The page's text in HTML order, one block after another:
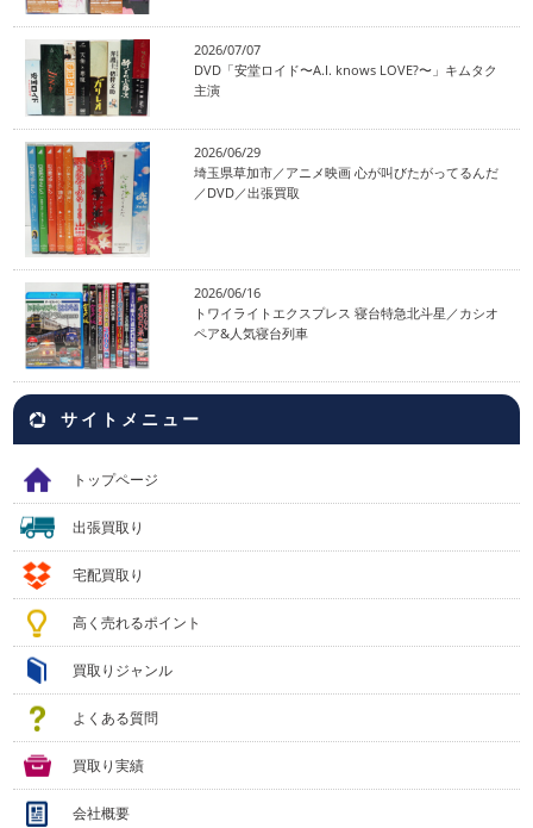
2026/07/07
DVD「安堂ロイド〜A.I. knows LOVE?〜」キムタク
主演
2026/06/29
埼玉県草加市／アニメ映画 心が叫びたがってるんだ
／DVD／出張買取
2026/06/16
トワイライトエクスプレス 寝台特急北斗星／カシオ
ペア&人気寝台列車
サイトメニュー
トップページ
出張買取り
宅配買取り
高く売れるポイント
買取りジャンル
よくある質問
買取り実績
会社概要